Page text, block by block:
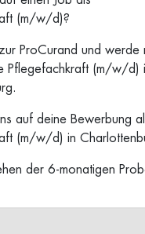
(m/w/d)?
ProCurand und werde
Pflegefachkraft (m/w/d)
auf deine Bewerbung
(m/w/d) in
der 6-monatigen